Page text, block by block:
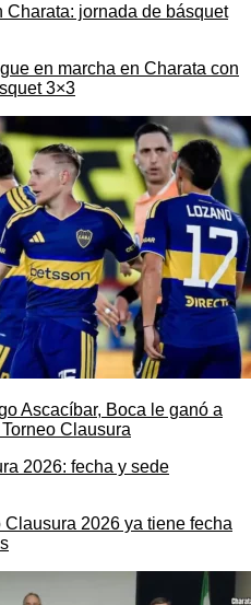
en marcha en Charata con
3×3
Ascacíbar, Boca le ganó a
Clausura
Clausura 2026 ya tiene fecha